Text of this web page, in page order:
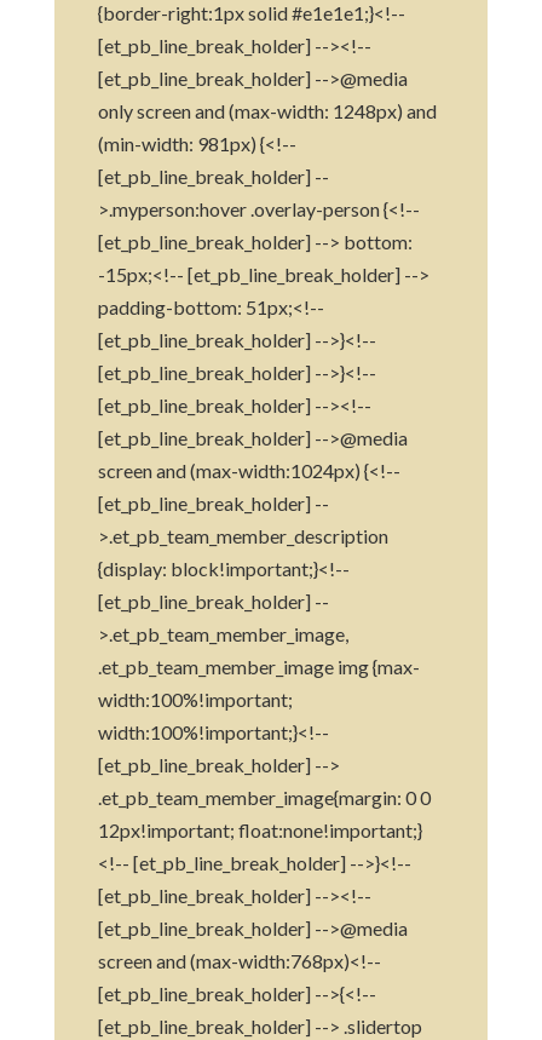
{border-right:1px solid #e1e1e1;}<!--
[et_pb_line_break_holder] --><!--
[et_pb_line_break_holder] -->@media
only screen and (max-width: 1248px) and
(min-width: 981px) {<!--
[et_pb_line_break_holder] --
>.myperson:hover .overlay-person {<!--
[et_pb_line_break_holder] --> bottom:
-15px;<!-- [et_pb_line_break_holder] -->
padding-bottom: 51px;<!--
[et_pb_line_break_holder] -->}<!--
[et_pb_line_break_holder] -->}<!--
[et_pb_line_break_holder] --><!--
[et_pb_line_break_holder] -->@media
screen and (max-width:1024px) {<!--
[et_pb_line_break_holder] --
>.et_pb_team_member_description
{display: block!important;}<!--
[et_pb_line_break_holder] --
>.et_pb_team_member_image,
.et_pb_team_member_image img {max-
width:100%!important;
width:100%!important;}<!--
[et_pb_line_break_holder] -->
.et_pb_team_member_image{margin: 0 0
12px!important; float:none!important;}
<!-- [et_pb_line_break_holder] -->}<!--
[et_pb_line_break_holder] --><!--
[et_pb_line_break_holder] -->@media
screen and (max-width:768px)<!--
[et_pb_line_break_holder] -->{<!--
[et_pb_line_break_holder] --> .slidertop